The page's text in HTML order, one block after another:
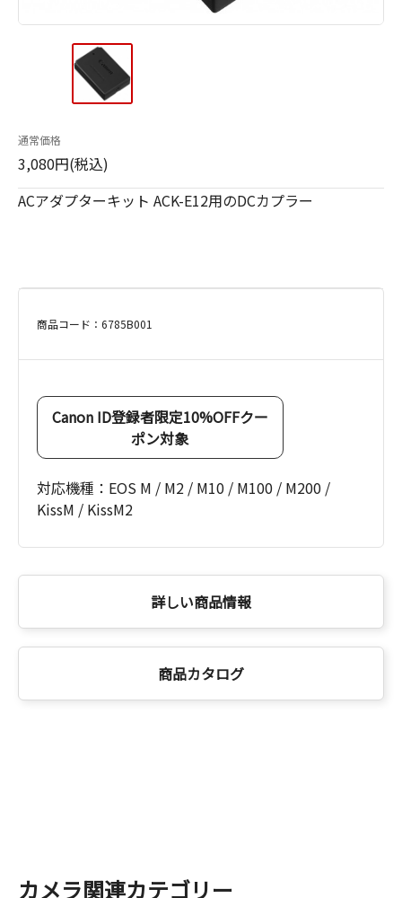
通常価格
3,080円(税込)
ACアダプターキット ACK-E12用のDCカプラー
商品コード：6785B001
Canon ID登録者限定10%OFFクー
ポン対象
対応機種：EOS M / M2 / M10 / M100 / M200 /
KissM / KissM2
詳しい商品情報
商品カタログ
カメラ関連カテゴリー